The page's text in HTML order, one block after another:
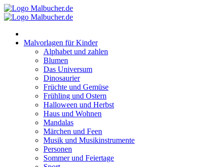
Zum
Inhalt
Malvorlagen für Kinder
Alphabet und zahlen
Blumen
Das Universum
Dinosaurier
Früchte und Gemüse
Frühling und Ostern
Halloween und Herbst
Haus und Wohnen
Mandalas
Märchen und Feen
Musik und Musikinstrumente
Personen
Sommer und Feiertage